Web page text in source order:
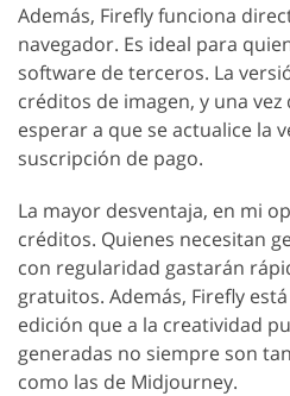
Además, Firefly funciona
navegador. Es ideal para
software de terceros. La
créditos de imagen, y una
esperar a que se actualice la
suscripción de pago.
La mayor desventaja, en mi
créditos. Quienes necesitan
con regularidad gastarán
gratuitos. Además, Firefly
edición que a la creatividad
generadas no siempre son
como las de Midjourney.